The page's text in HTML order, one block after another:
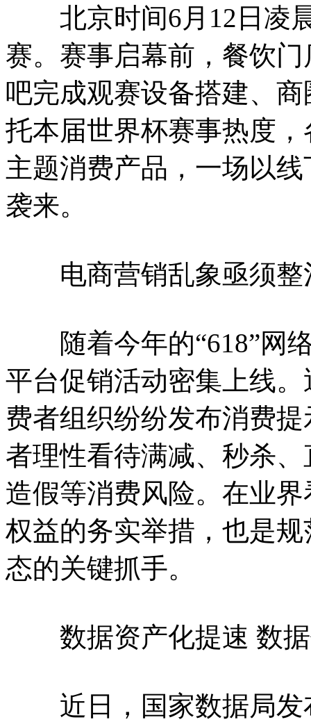
北京时间6月12日凌晨
赛。赛事启幕前，餐饮
吧完成观赛设备搭建、
托本届世界杯赛事热度
主题消费产品，一场以
袭来。
电商营销乱象亟须整
随着今年的“618”网络
平台促销活动密集上线
费者组织纷纷发布消费
者理性看待满减、秒杀
造假等消费风险。在业
权益的务实举措，也是
态的关键抓手。
数据资产化提速 数据
近日，国家数据局发